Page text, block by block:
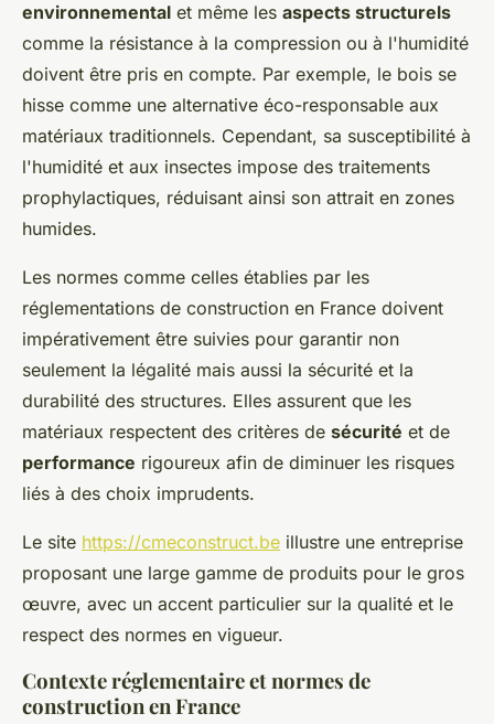
environnemental et même les aspects structurels
comme la résistance à la compression ou à l'humidité
doivent être pris en compte. Par exemple, le bois se
hisse comme une alternative éco-responsable aux
matériaux traditionnels. Cependant, sa susceptibilité à
l'humidité et aux insectes impose des traitements
prophylactiques, réduisant ainsi son attrait en zones
humides.
Les normes comme celles établies par les
réglementations de construction en France doivent
impérativement être suivies pour garantir non
seulement la légalité mais aussi la sécurité et la
durabilité des structures. Elles assurent que les
matériaux respectent des critères de sécurité et de
performance rigoureux afin de diminuer les risques
liés à des choix imprudents.
Le site https://cmeconstruct.be illustre une entreprise
proposant une large gamme de produits pour le gros
œuvre, avec un accent particulier sur la qualité et le
respect des normes en vigueur.
Contexte réglementaire et normes de
construction en France